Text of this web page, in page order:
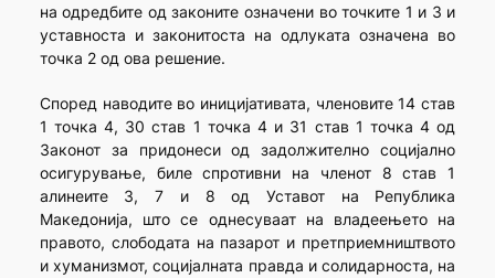
на одредбите од законите означени во точките 1 и 3 и
уставноста и законитоста на одлуката означена во
точка 2 од ова решение.
Според наводите во иницијативата, членoвите 14 став
1 точка 4, 30 став 1 точка 4 и 31 став 1 точка 4 од
Законот за придонеси од задолжително социјално
осигурување, биле спротивни на членот 8 став 1
алинеите 3, 7 и 8 од Уставот на Република
Македонија, што се однесуваат на владеењето на
правото, слободата на пазарот и претприемништвото
и хуманизмот, социјалната правда и солидарноста, на